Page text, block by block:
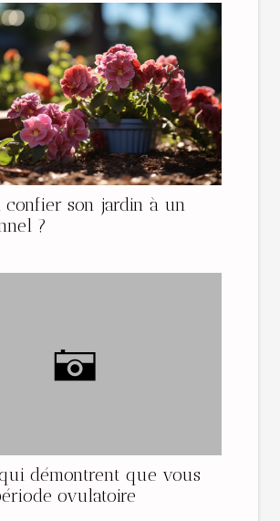
confier son jardin à un
?
démontrent que vous
ovulatoire